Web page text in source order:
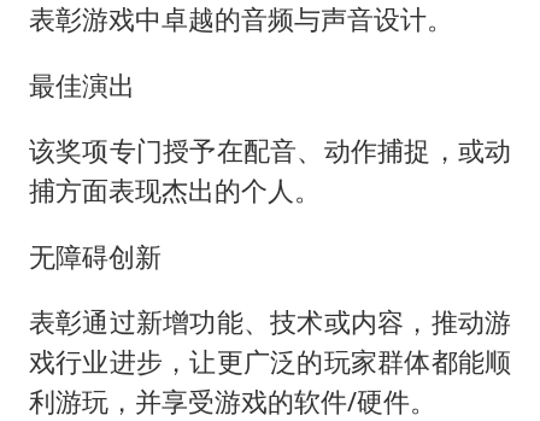
表彰游戏中卓越的音频与声音设计。
最佳演出
该奖项专门授予在配音、动作捕捉，或动
捕方面表现杰出的个人。
无障碍创新
表彰通过新增功能、技术或内容，推动游
戏行业进步，让更广泛的玩家群体都能顺
利游玩，并享受游戏的软件/硬件。